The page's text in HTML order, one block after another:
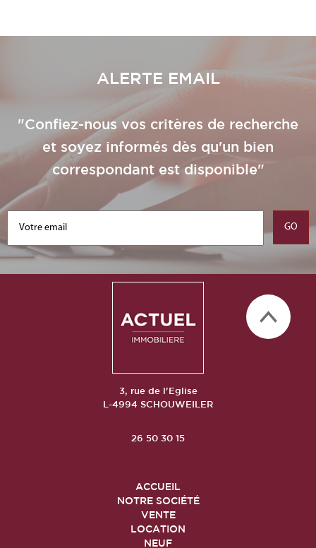
ALERTE EMAIL
"Confiez-nous vos critères de recherche
et soyez informés dès qu'un bien
correspondant est disponible"
3, rue de l'Eglise
L-4994 SCHOUWEILER
26 50 30 15
ACCUEIL
NOTRE SOCIÉTÉ
VENTE
LOCATION
NEUF